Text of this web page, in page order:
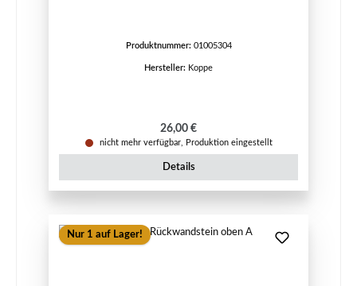
Produktnummer: 01005304
Hersteller: Koppe
Regulärer Preis:
26,00 €
nicht mehr verfügbar, Produktion eingestellt
Details
Nur 1 auf Lager!